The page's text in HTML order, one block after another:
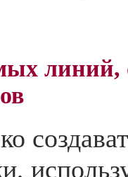
линий,